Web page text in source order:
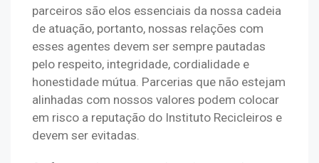
parceiros são elos essenciais da nossa cadeia
de atuação, portanto, nossas relações com
esses agentes devem ser sempre pautadas
pelo respeito, integridade, cordialidade e
honestidade mútua. Parcerias que não estejam
alinhadas com nossos valores podem colocar
em risco a reputação do Instituto Recicleiros e
devem ser evitadas.